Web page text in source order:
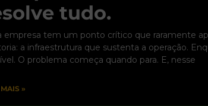
tudo.
empresa tem um ponto crítico que raramente
a infraestrutura que sustenta a operação.
O problema começa quando para. E, nesse
»